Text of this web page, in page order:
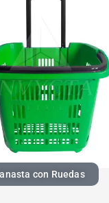
con Ruedas